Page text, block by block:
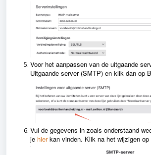
Voor het aanpassen van de uitgaande
Uitgaande server (SMTP) en klik dan op
Vul de gegevens in zoals onderstaand
je hierkan vinden. Klik na het wijzigen op